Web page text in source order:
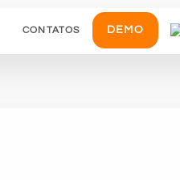
CONTATOS DEMO